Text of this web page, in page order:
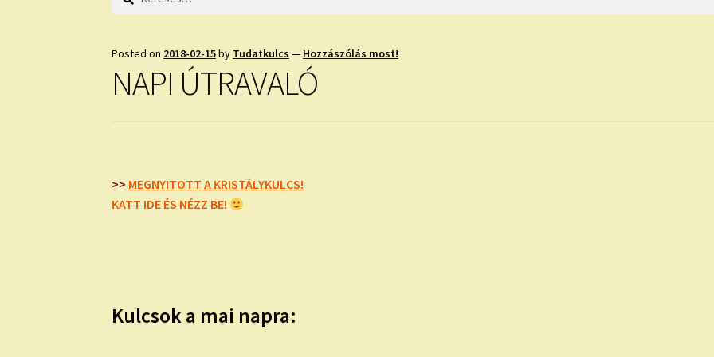
Posted on 2018-02-15by Tudatkulcs — Hozzászólás most!
NAPI ÚTRAVALÓ
>> MEGNYITOTT A KRISTÁLYKULCS!
KATT IDE ÉS NÉZZ BE!
Kulcsok a mai napra: